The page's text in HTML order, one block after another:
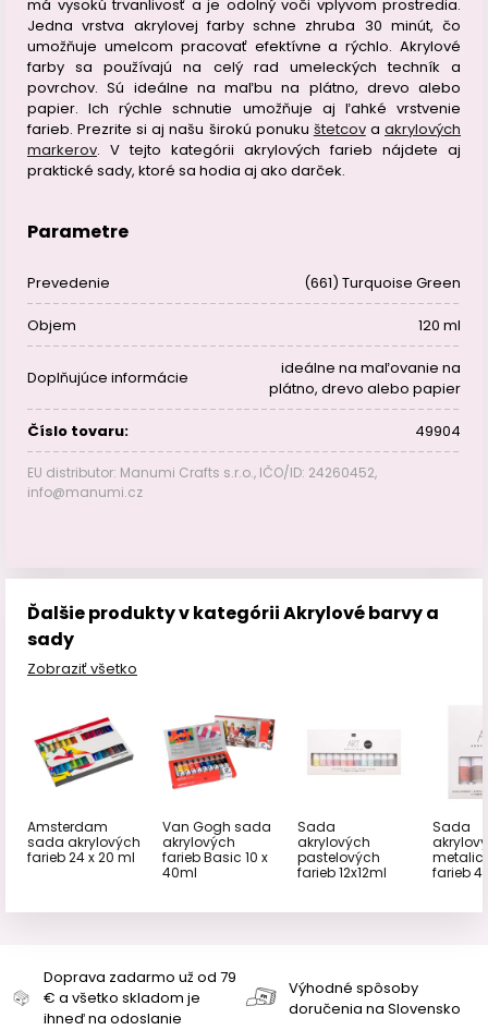
má vysokú trvanlivosť a je odolný voči vplyvom prostredia.
Jedna vrstva akrylovej farby schne zhruba 30 minút, čo
umožňuje umelcom pracovať efektívne a rýchlo. Akrylové
farby sa používajú na celý rad umeleckých techník a
povrchov. Sú ideálne na maľbu na plátno, drevo alebo
papier. Ich rýchle schnutie umožňuje aj ľahké vrstvenie
farieb. Prezrite si aj našu širokú ponuku štetcovaakrylových
markerov. V tejto kategórii akrylových farieb nájdete aj
praktické sady, ktoré sa hodia aj ako darček.
Parametre
Prevedenie (661) Turquoise Green
Objem 120 ml
Doplňujúce informácie
ideálne na maľovanie na
plátno, drevo alebo papier
Číslo tovaru: 49904
EU distributor: Manumi Crafts s.r.o., IČO/ID: 24260452,
info@manumi.cz
Ďalšie produkty v kategórii Akrylové barvy a
sady
Zobraziť všetko
Amsterdam
sada akrylových
farieb 24 x 20 ml
Van Gogh sada
akrylových
farieb Basic 10 x
40ml
Sada
akrylových
pastelových
farieb 12x12ml
Sada
farieb
Doprava zadarmo už od 79
€ a všetko skladom je
ihneď na odoslanie
Výhodné spôsoby
doručenia na Slovensko